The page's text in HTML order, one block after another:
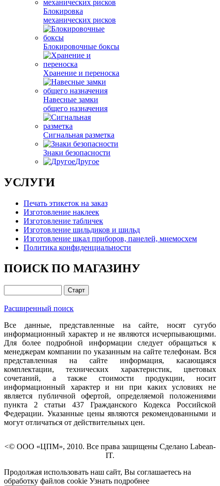
Блокировка
механических рисков
Блокировочные боксы
Хранение и переноска
Навесные замки
общего назначения
Сигнальная разметка
Знаки безопасности
Другое
УСЛУГИ
Печать этикеток на заказ
Изготовление наклеек
Изготовление табличек
Изготовление шильдиков и шильд
Изготовление шкал приборов, панелей, мнемосхем
Политика конфиденциальности
ПОИСК ПО МАГАЗИНУ
Расширенный поиск
Все данные, представленные на сайте, носят сугубо
информационный характер и не являются исчерпывающими.
Для более подробной информации следует обращаться к
менеджерам компании по указанным на сайте телефонам. Вся
представленная на сайте информация, касающаяся
комплектации, технических характеристик, цветовых
сочетаний, а также стоимости продукции, носит
информационный характер и ни при каких условиях не
является публичной офертой, определяемой положениями
пункта 2 статьи 437 Гражданского Кодекса Российской
Федерации. Указанные цены являются рекомендованными и
могут отличаться от действительных цен.
<© ООО «ЦПМ», 2010. Все права защищены Сделано Labean-
IT.
Продолжая использовать наш сайт, Вы соглашаетесь на
обработку файлов cookie Узнать подробнее